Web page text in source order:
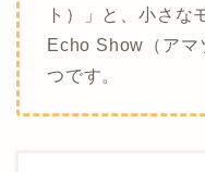
ト）」と、小さな
Echo Show（アマ
つです。